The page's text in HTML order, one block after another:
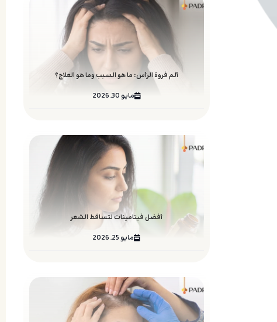
ألم فروة الرأس: ما هو السبب وما هو العلاج؟
مايو 30, 2026
أفضل فيتامينات لتساقط الشعر
مايو 25, 2026